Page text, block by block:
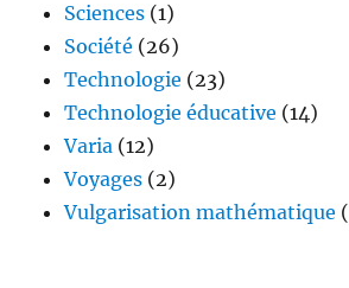
Sciences (1)
Société (26)
Technologie (23)
Technologie éducative (14)
Varia (12)
Voyages (2)
Vulgarisation mathématique